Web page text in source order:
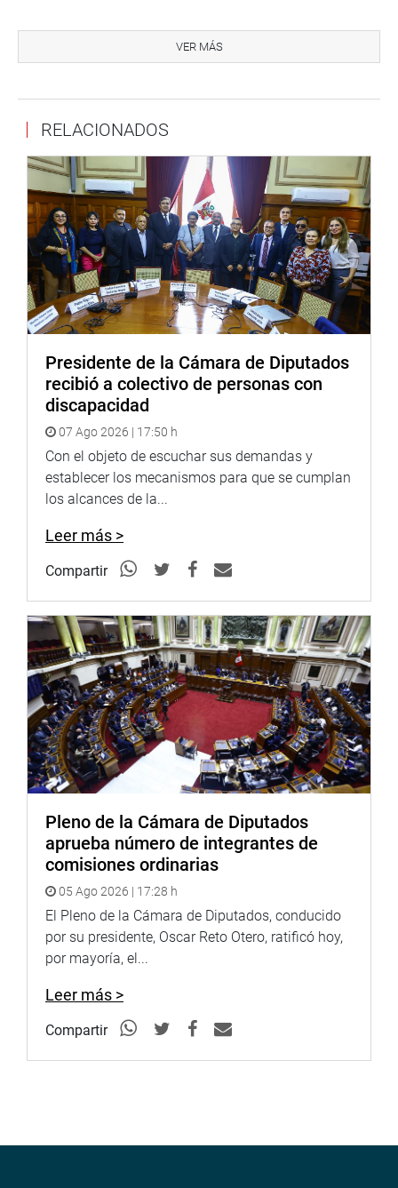
eje de cooperación interinstitucional y de integración
amazónica, mejorando la conectividad y la capacidad de
Cueto Aservi manifestó que la Comandancia General de
la Marina ya aprobó el plan maestro de la Base Naval de
Iquitos con el objetivo de redimensionarla en forma
integral y estratégica, determinando la urgente necesidad
de que se lleve a cabo el proceso de modernización y
adecuación de las capacidades de este establecimiento
naval.
OFICINA DE COMUNICACIONES E IMAGEN
INSTITUCIONAL
VER MÁS
RELACIONADOS
Presidente de la Cámara de Diputados
recibió a colectivo de personas con
discapacidad
07 Ago 2026 | 17:50 h
Con el objeto de escuchar sus demandas y
establecer los mecanismos para que se cumplan
los alcances de la...
Leer más >
Compartir
Pleno de la Cámara de Diputados
aprueba número de integrantes de
comisiones ordinarias
05 Ago 2026 | 17:28 h
El Pleno de la Cámara de Diputados, conducido
por su presidente, Oscar Reto Otero, ratificó hoy,
por mayoría, el...
Leer más >
Compartir